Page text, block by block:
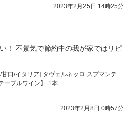
2023年2月25日 14時25分
！ 不景気で節約中の我が家ではリピ
口/イタリア] タヴェルネッロ スプマンテ
ーブルワイン】 1本
2023年2月8日 0時57分